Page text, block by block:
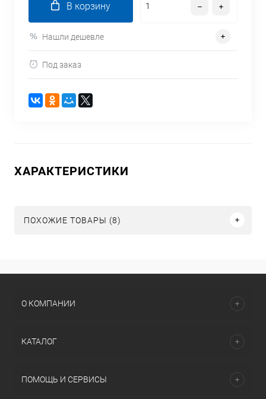
В корзину
Нашли дешевле
Под заказ
ХАРАКТЕРИСТИКИ
ПОХОЖИЕ ТОВАРЫ (8)
О КОМПАНИИ
КАТАЛОГ
ПОМОЩЬ И СЕРВИСЫ